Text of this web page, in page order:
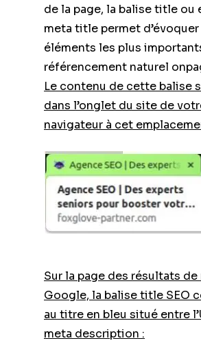
de la page, la balise title ou
meta title permet d’évoquer
éléments les plus
référencement naturel
Le contenu de cette balise
dans l’onglet du site de
navigateur à cet
Sur la page des résultats
Google, la balise title SEO
au titre en bleu situé entre
meta description :